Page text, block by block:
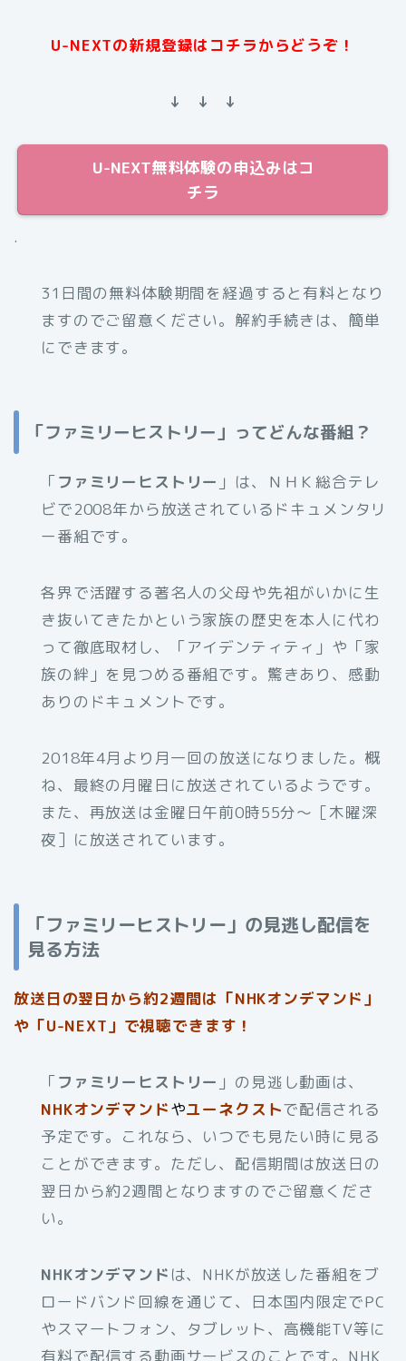
U-NEXTの新規登録はコチラからどうぞ！
↓ ↓ ↓
U-NEXT無料体験の申込みはコ
チラ
.
31日間の無料体験期間を経過すると有料となり
ますのでご留意ください。解約手続きは、簡単
にできます。
「ファミリーヒストリー」ってどんな番組？
「ファミリーヒストリー 」は、ＮＨＫ総合テレ
ビで2008年から放送されているドキュメンタリ
ー番組です。
各界で活躍する著名人の父母や先祖がいかに生
き抜いてきたかという家族の歴史を本人に代わ
って徹底取材し、「アイデンティティ」や「家
族の絆」を見つめる番組です。驚きあり、感動
ありのドキュメントです。
2018年4月より月一回の放送になりました。概
ね、最終の月曜日に放送されているようです。
また、再放送は金曜日午前0時55分〜［木曜深
夜］に放送されています。
「ファミリーヒストリー」の見逃し配信を
見る方法
放送日の翌日から約2週間は「NHKオンデマンド」
や「U-NEXT」で視聴できます！
「ファミリーヒストリー 」の見逃し動画は、
NHKオンデマンドやユーネクストで配信される
予定です。これなら、いつでも見たい時に見る
ことができます。ただし、配信期間は放送日の
翌日から約2週間となりますのでご留意くださ
い。
NHKオンデマンド は、NHKが放送した番組をブ
ロードバンド回線を通じて、日本国内限定でPC
やスマートフォン、タブレット、高機能TV等に
有料で配信する動画サービスのことです。NHK